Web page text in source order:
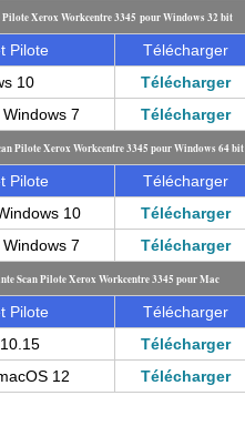
Xerox Workcentre 3345 pour Windows 32 bit
Pilote
Télécharger
10
Télécharger
7
Télécharger
Pilote Xerox Workcentre 3345 pour Windows 64 bit
Pilote
Télécharger
10
Télécharger
7
Télécharger
Scan Pilote Xerox Workcentre 3345 pour Mac
Pilote
Télécharger
Télécharger
12
Télécharger